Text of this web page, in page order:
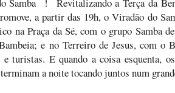
a partir das 19h, o Viradão do
na Praça da Sé, com o grupo Samba
e no Terreiro de Jesus, com o
e turistas. E quando a coisa esquenta,
a noite tocando juntos num